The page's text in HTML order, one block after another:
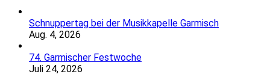
Schnuppertag bei der Musikkapelle Garmisch
Aug. 4, 2026
74. Garmischer Festwoche
Juli 24, 2026